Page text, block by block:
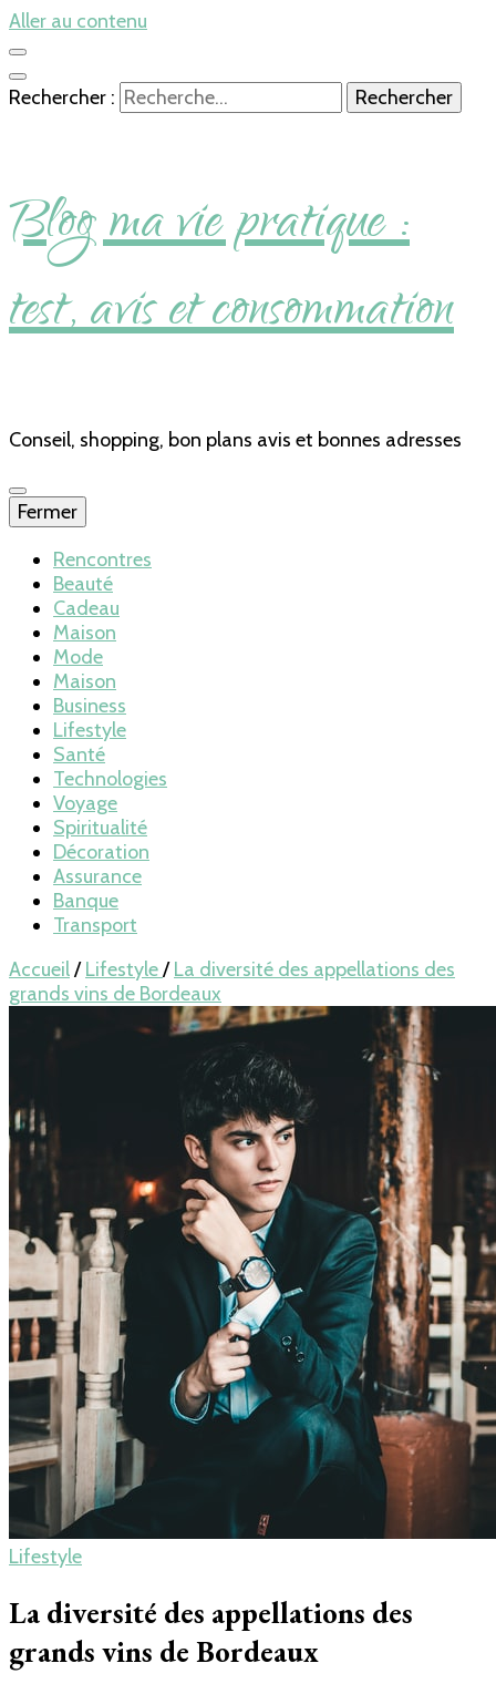
Aller au contenu
Rechercher :
Blog ma vie pratique :
test, avis et consommation
Conseil, shopping, bon plans avis et bonnes adresses
Fermer
Rencontres
Beauté
Cadeau
Maison
Mode
Maison
Business
Lifestyle
Santé
Technologies
Voyage
Spiritualité
Décoration
Assurance
Banque
Transport
Accueil/ Lifestyle/ La diversité des appellations des
grands vins de Bordeaux
Lifestyle
La diversité des appellations des
grands vins de Bordeaux